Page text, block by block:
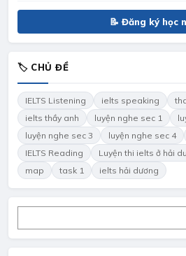
📝 Đăng ký học
🏷 CHỦ ĐỀ
IELTS Listening ielts speaking
ielts thầy anh
luyện nghe sec 1
luyện nghe sec 3
luyện nghe sec 4
IELTS Reading
Luyện thi ielts ở hải
map
task 1 ielts hải dương